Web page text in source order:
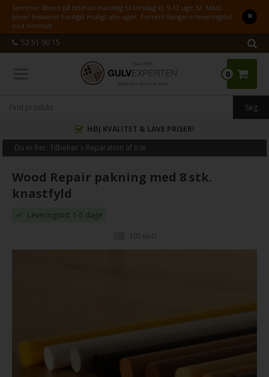
Sommer åbent på telefon mandag til torsdag kl. 9-12 uge 32. Mails
bliver besvaret hurtigst muligt alle uger. Forvent længere leveringstid
end normalt.
52 51 90 15
0
HØJ KVALITET & LAVE PRISER!
Du er her:Tilbehør » Reparation af træ
Wood Repair pakning med 8 stk.
knastfyld
Leveringstid: 1-5 dage
101xx-G